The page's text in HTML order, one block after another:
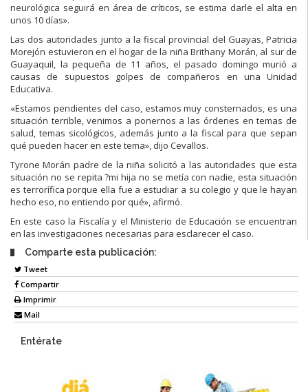
neurológica seguirá en área de críticos, se estima darle el alta en
unos 10 días».
Las dos autoridades junto a la fiscal provincial del Guayas, Patricia
Morejón estuvieron en el hogar de la niña Brithany Morán, al sur de
Guayaquil, la pequeña de 11 años, el pasado domingo murió a
causas de supuestos golpes de compañeros en una Unidad
Educativa.
«Estamos pendientes del caso, estamos muy consternados, es una
situación terrible, venimos a ponernos a las órdenes en temas de
salud, temas sicológicos, además junto a la fiscal para que sepan
qué pueden hacer en este tema», dijo Cevallos.
Tyrone Morán padre de la niña solicitó a las autoridades que esta
situación no se repita ?mi hija no se metía con nadie, esta situación
es terrorífica porque ella fue a estudiar a su colegio y que le hayan
hecho eso, no entiendo por qué», afirmó.
En este caso la Fiscalía y el Ministerio de Educación se encuentran
en las investigaciones necesarias para esclarecer el caso.
Comparte esta publicación:
Tweet
Compartir
Imprimir
Mail
Entérate